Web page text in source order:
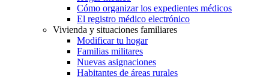
Cómo organizar los expedientes médicos
El registro médico electrónico
Vivienda y situaciones familiares
Modificar tu hogar
Familias militares
Nuevas asignaciones
Habitantes de áreas rurales